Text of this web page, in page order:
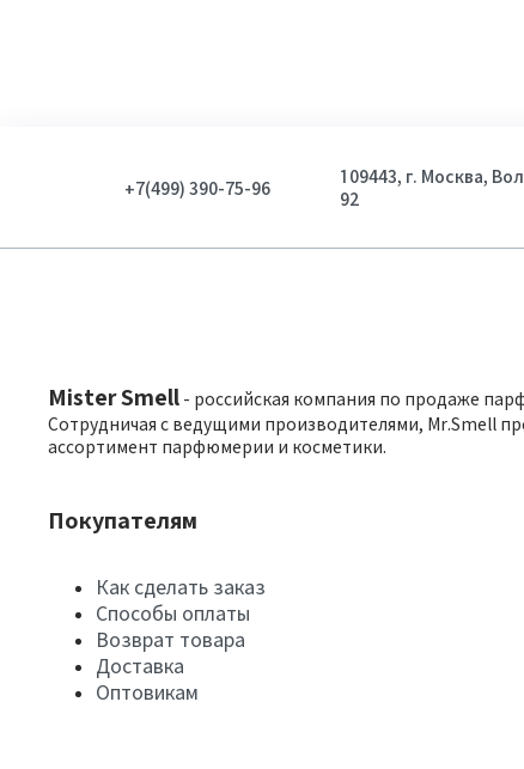
+7(499) 390-75-96
109443, г. Москва,
92
Mister Smell - российская компания по продаже
Сотрудничая с ведущими производителями, Mr.Smell
ассортимент парфюмерии и косметики.
Покупателям
Как сделать заказ
Способы оплаты
Возврат товара
Доставка
Оптовикам